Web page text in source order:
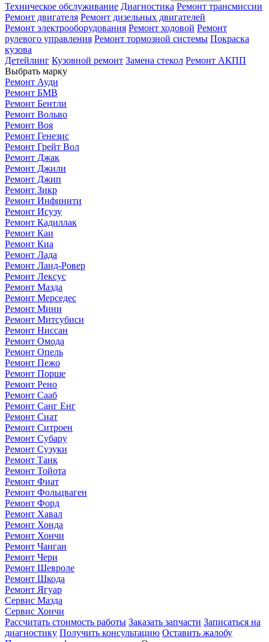
Техническое обслуживание Диагностика Ремонт трансмиссии
Ремонт двигателя Ремонт дизельных двигателей
Ремонт электрооборудования Ремонт ходовой Ремонт
рулевого управления Ремонт тормозной системы Покраска
кузова
Детейлинг Кузовной ремонт Замена стекол Ремонт АКПП
Выбрать марку
Ремонт Ауди
Ремонт БМВ
Ремонт Бентли
Ремонт Вольво
Ремонт Воя
Ремонт Генезис
Ремонт Грейт Вол
Ремонт Джак
Ремонт Джили
Ремонт Джип
Ремонт Зикр
Ремонт Инфинити
Ремонт Исузу
Ремонт Кадиллак
Ремонт Каи
Ремонт Киа
Ремонт Лада
Ремонт Ланд-Ровер
Ремонт Лексус
Ремонт Мазда
Ремонт Мерседес
Ремонт Мини
Ремонт Митсубиси
Ремонт Ниссан
Ремонт Омода
Ремонт Опель
Ремонт Пежо
Ремонт Порше
Ремонт Рено
Ремонт Сааб
Ремонт Санг Енг
Ремонт Сиат
Ремонт Ситроен
Ремонт Субару
Ремонт Сузуки
Ремонт Танк
Ремонт Тойота
Ремонт Фиат
Ремонт Фольцваген
Ремонт Форд
Ремонт Хавал
Ремонт Хонда
Ремонт Хончи
Ремонт Чанган
Ремонт Чери
Ремонт Шевроле
Ремонт Шкода
Ремонт Ягуар
Сервис Мазда
Сервис Хончи
Рассчитать стоимость работы Заказать запчасти Записаться на
диагностику Получить консультацию Оставить жалобу